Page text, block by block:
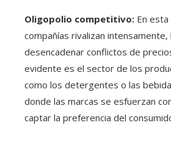
Oligopolio competitivo: En
compañías rivalizan intensamente,
desencadenar conflictos de
evidente es el sector de los
como los detergentes o las
donde las marcas se esfuerzan
captar la preferencia del